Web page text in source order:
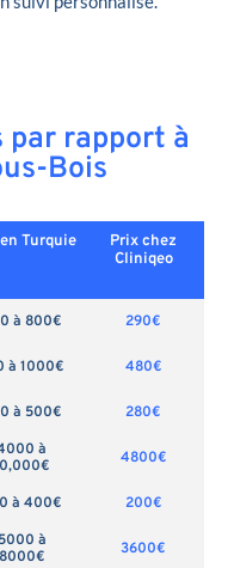
par rapport à
Bois
Turquie
Prix chez
Cliniqeo
à 800€
290€
à 1000€
480€
à 500€
280€
à
4800€
à 400€
200€
5000 à
8000€
3600€